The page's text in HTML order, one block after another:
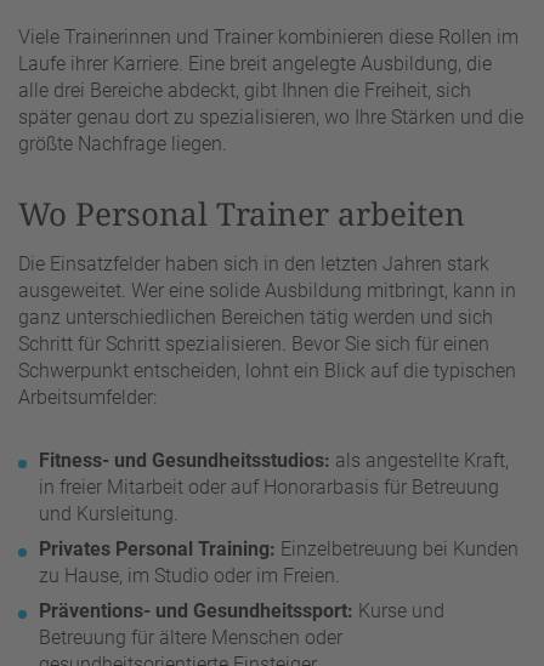
Viele Trainerinnen und Trainer kombinieren diese Rollen im
Laufe ihrer Karriere. Eine breit angelegte Ausbildung, die
alle drei Bereiche abdeckt, gibt Ihnen die Freiheit, sich
später genau dort zu spezialisieren, wo Ihre Stärken und die
größte Nachfrage liegen.
Wo Personal Trainer arbeiten
Die Einsatzfelder haben sich in den letzten Jahren stark
ausgeweitet. Wer eine solide Ausbildung mitbringt, kann in
ganz unterschiedlichen Bereichen tätig werden und sich
Schritt für Schritt spezialisieren. Bevor Sie sich für einen
Schwerpunkt entscheiden, lohnt ein Blick auf die typischen
Arbeitsumfelder:
Fitness- und Gesundheitsstudios: als angestellte Kraft,
in freier Mitarbeit oder auf Honorarbasis für Betreuung
und Kursleitung.
Privates Personal Training: Einzelbetreuung bei Kunden
zu Hause, im Studio oder im Freien.
Präventions- und Gesundheitssport: Kurse und
Betreuung für ältere Menschen oder